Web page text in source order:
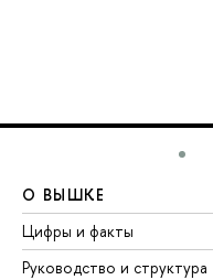
О ВЫШКЕ
Цифры и факты
Руководство и структура